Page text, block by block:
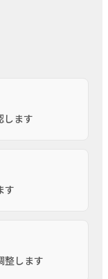
します
す
整します